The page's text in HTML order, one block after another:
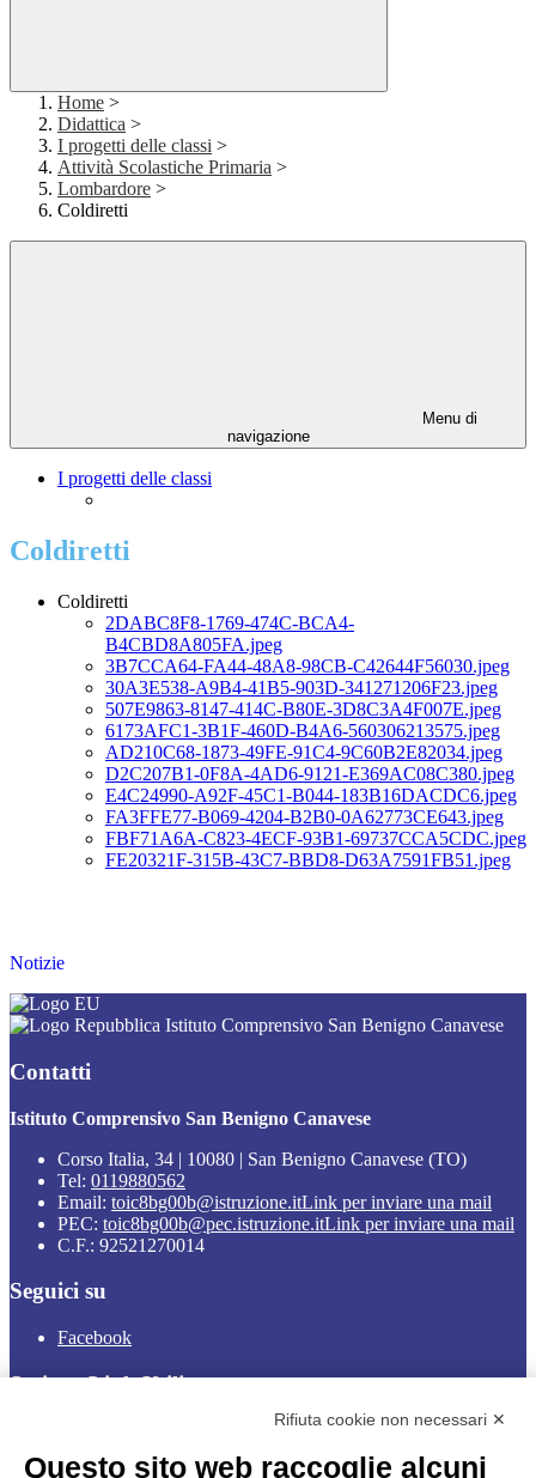
Home >
Didattica >
I progetti delle classi >
Attività Scolastiche Primaria >
Lombardore >
Coldiretti
Menu di
navigazione
I progetti delle classi
Coldiretti
Coldiretti
2DABC8F8-1769-474C-BCA4-
B4CBD8A805FA.jpeg
3B7CCA64-FA44-48A8-98CB-C42644F56030.jpeg
30A3E538-A9B4-41B5-903D-341271206F23.jpeg
507E9863-8147-414C-B80E-3D8C3A4F007E.jpeg
6173AFC1-3B1F-460D-B4A6-560306213575.jpeg
AD210C68-1873-49FE-91C4-9C60B2E82034.jpeg
D2C207B1-0F8A-4AD6-9121-E369AC08C380.jpeg
E4C24990-A92F-45C1-B044-183B16DACDC6.jpeg
FA3FFE77-B069-4204-B2B0-0A62773CE643.jpeg
FBF71A6A-C823-4ECF-93B1-69737CCA5CDC.jpeg
FE20321F-315B-43C7-BBD8-D63A7591FB51.jpeg
Notizie
Istituto Comprensivo San Benigno Canavese
Contatti
Istituto Comprensivo San Benigno Canavese
Corso Italia, 34 | 10080 | San Benigno Canavese (TO)
Tel: 0119880562
Email: toic8bg00b@istruzione.itLink per inviare una mail
PEC: toic8bg00b@pec.istruzione.itLink per inviare una mail
C.F.: 92521270014
Seguici su
Facebook
Sezione Link Utili
Informativa Privacy
Rifiuta cookie non necessari ✕
Questo sito web raccoglie alcuni